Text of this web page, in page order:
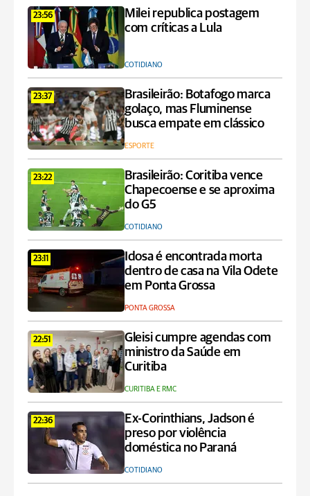
23:56
Milei republica postagem
com críticas a Lula
COTIDIANO
23:37
Brasileirão: Botafogo marca
golaço, mas Fluminense
busca empate em clássico
ESPORTE
23:22
Brasileirão: Coritiba vence
Chapecoense e se aproxima
do G5
COTIDIANO
23:11
Idosa é encontrada morta
dentro de casa na Vila Odete
em Ponta Grossa
PONTA GROSSA
22:51
Gleisi cumpre agendas com
ministro da Saúde em
Curitiba
CURITIBA E RMC
22:36
Ex-Corinthians, Jadson é
preso por violência
doméstica no Paraná
COTIDIANO